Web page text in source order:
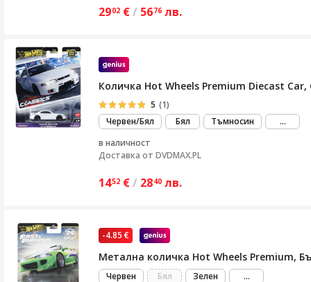
2902 €/ 5676 лв.
Количка Hot Wheels Premium Diecast Car,
5 (1)
Червен/Бял
Бял Тъмносин ...виж
в наличност
Доставка от DVDMAX.PL
1452 €/ 2840 лв.
-4.85 €
Метална количка Hot Wheels Premium,
Червен Бял Зелен ...виж